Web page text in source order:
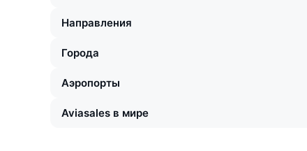
Направления
Города
Аэропорты
Aviasales в мире